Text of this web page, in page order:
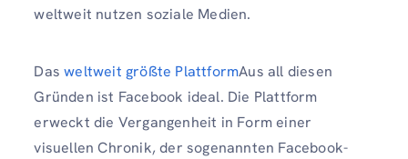
weltweit nutzen soziale Medien.
Dasweltweit größte PlattformAus all diesen
Gründen ist Facebook ideal. Die Plattform
erweckt die Vergangenheit in Form einer
visuellen Chronik, der sogenannten Facebook-